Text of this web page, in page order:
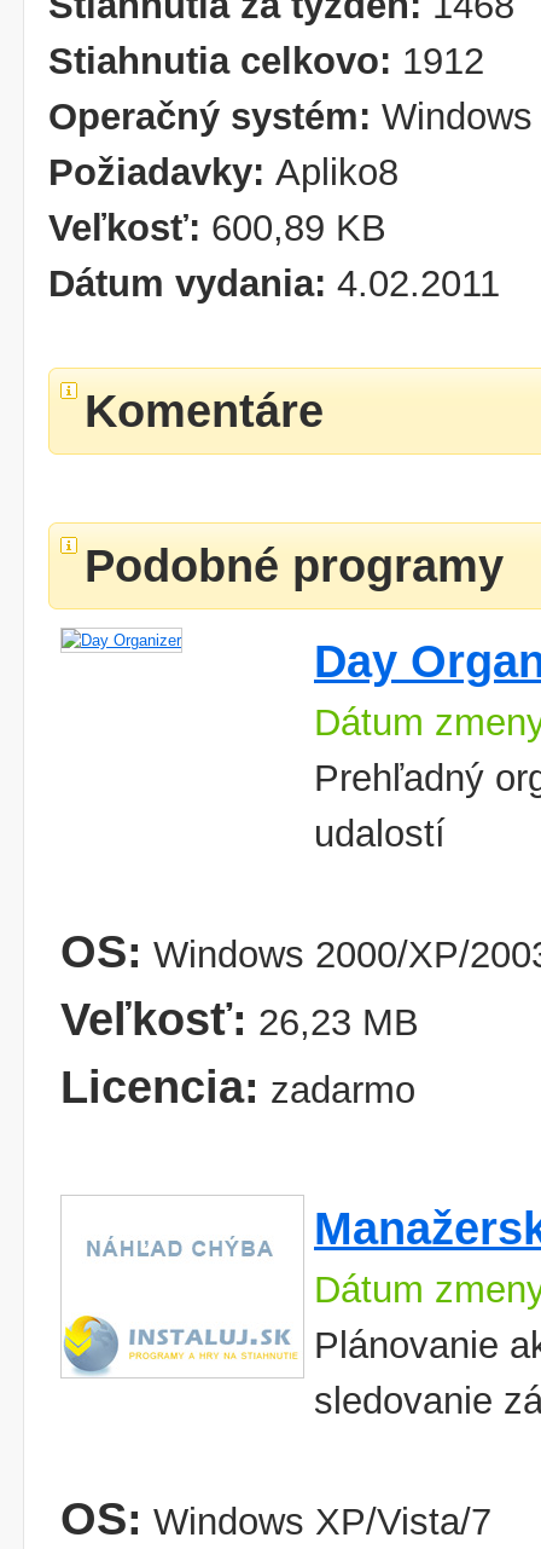
Stiahnutia celkovo: 1912
Operačný systém:
Požiadavky: Apliko8
Veľkosť: 600,89 KB
Dátum vydania: 4.02.2011
Komentáre
Podobné programy
Day
Dátum
Prehľadný
udalostí
OS: Windows 2000/XP/
Veľkosť: 26,23 MB
Licencia: zadarmo
Dátum
Plánovanie
sledovanie
OS: Windows XP/Vista/7